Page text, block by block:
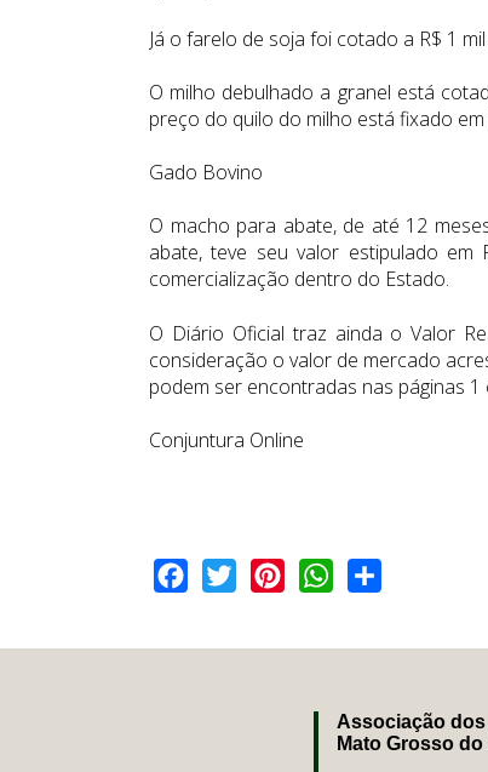
Já o farelo de soja foi cotado a R$ 1
O milho debulhado a granel está
preço do quilo do milho está fixado em
Gado Bovino
O macho para abate, de até 12
abate, teve seu valor estipulado
comercialização dentro do Estado.
O Diário Oficial traz ainda o Valor
consideração o valor de mercado
podem ser encontradas nas páginas 1
Conjuntura Online
Facebook
Twitter PinterestWhatsApp
Associação
Mato Grosso do